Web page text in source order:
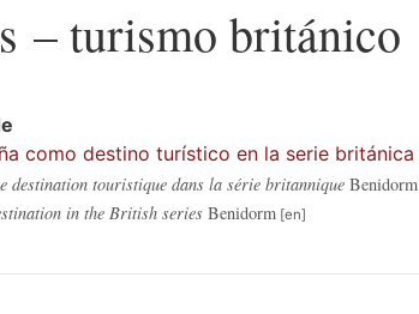
– turismo británico
como destino turístico en la serie británica
destination touristique dans la série britannique Benidorm
in the British series Benidorm